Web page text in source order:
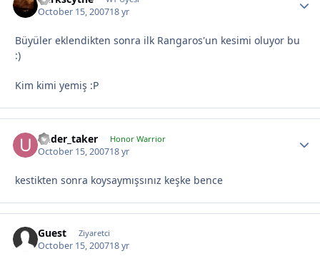
October 15, 200718 yr
Büyüler eklendikten sonra ilk Rangaros'un kesimi oluyor bu
:)
Kim kimi yemiş :P
under_taker Honor Warrior
October 15, 200718 yr
kestikten sonra koysaymışsınız keşke bence
Guest Ziyaretci
October 15, 200718 yr